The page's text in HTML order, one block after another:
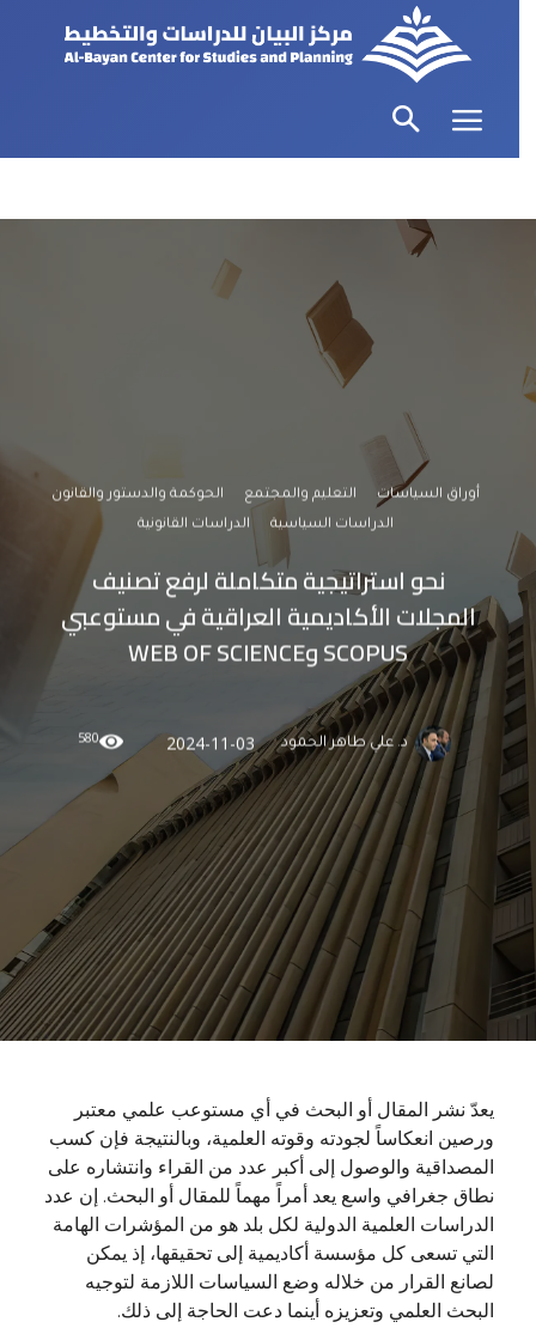
أوراق السياسات التعليم والمجتمع
الحوكمة والدستور والقانون
الدراسات السياسية
الدراسات القانونية
نحو استراتيجية متكاملة لرفع تصنيف
المجلات الأكاديمية العراقية في مستوعبي
SCOPUS وWEB OF SCIENCE
د. علي طاهر الحمود 2024-11-03
580
يعدّ نشر المقال أو البحث في أي مستوعب علمي معتبر
ورصين انعكاساً لجودته وقوته العلمية، وبالنتيجة فإن كسب
المصداقية والوصول إلى أكبر عدد من القراء وانتشاره على
نطاق جغرافي واسع يعد أمراً مهماً للمقال أو البحث. إن عدد
الدراسات العلمية الدولية لكل بلد هو من المؤشرات الهامة
التي تسعى كل مؤسسة أكاديمية إلى تحقيقها، إذ يمكن
لصانع القرار من خلاله وضع السياسات اللازمة لتوجيه
البحث العلمي وتعزيزه أينما دعت الحاجة إلى ذلك.